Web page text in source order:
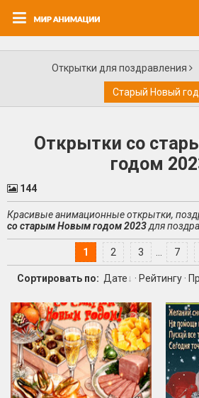
Открытки для поздравления
Старый Новый год
Открытки со
годом
144
Красивые анимационные открытки,
со старым Новым годом 2023для
1 2 3 ... 7
Сортировать по: Дате · Рейтингу·